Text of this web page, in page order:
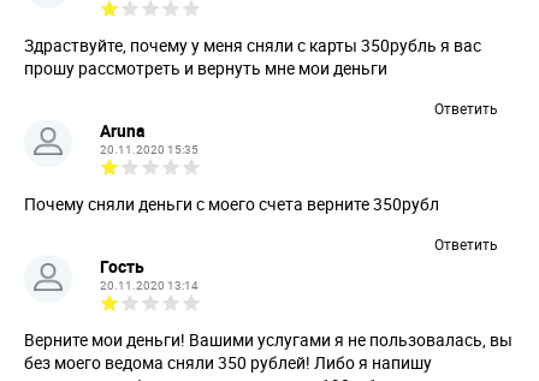
Здраствуйте, почему у меня сняли с карты 350рубль я вас
прошу рассмотреть и вернуть мне мои деньги
Ответить
Aruna
20.11.2020 15:35
Почему сняли деньги с моего счета верните 350рубл
Ответить
Гость
20.11.2020 13:14
Верните мои деньги! Вашими услугами я не пользовалась, вы
без моего ведома сняли 350 рублей! Либо я напишу